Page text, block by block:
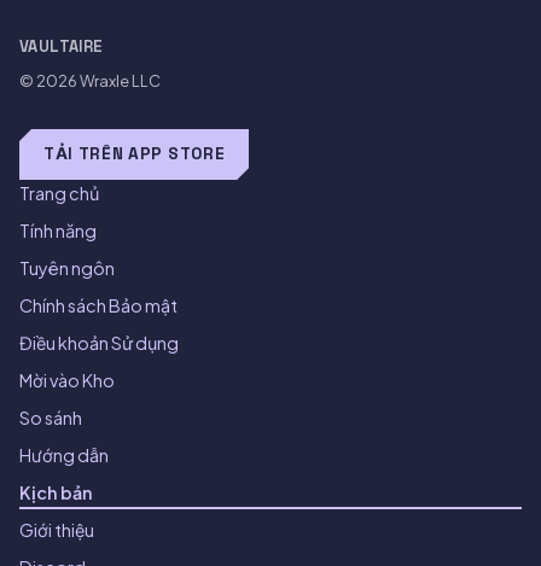
VAULTAIRE
© 2026Wraxle LLC
TẢI TRÊN APP STORE
Trang chủ
Tính năng
Tuyên ngôn
Chính sách Bảo mật
Điều khoản Sử dụng
Mời vào Kho
So sánh
Hướng dẫn
Kịch bản
Giới thiệu